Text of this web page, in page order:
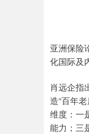
亚洲保险
化国际及
肖远企指
造“百年
维度：一
能力；三